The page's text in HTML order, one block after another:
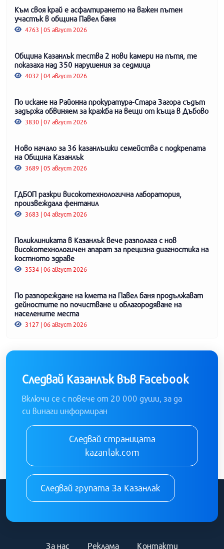
Към своя край е асфалтирането на важен пътен
участък в община Павел баня
4763 | 05 август 2026
Община Казанлък тества 2 нови камери на пътя, те
показаха над 350 нарушения за седмица
4032 | 04 август 2026
По искане на Районна прокуратура-Стара Загора съдът
задържа обвиняем за кражба на вещи от къща в Дъбово
3830 | 07 август 2026
Ново начало за 36 казанлъшки семейства с подкрепата
на Община Казанлък
3689 | 05 август 2026
ГДБОП разкри високотехнологична лаборатория,
произвеждала фентанил
3683 | 04 август 2026
Поликлиниката в Казанлък вече разполага с нов
високотехнологичен апарат за прецизна диагностика на
костното здраве
3534 | 06 август 2026
По разпореждане на кмета на Павел баня продължават
дейностите по почистване и облагородяване на
населените места
3127 | 06 август 2026
Следвай Казанлък във Facebook
Включи се с повече от 20 000 души, за да
си винаги информиран
Следвай страницата
kazanlak.com
Следвай групата За Казанлак
За нас Реклама Контакти